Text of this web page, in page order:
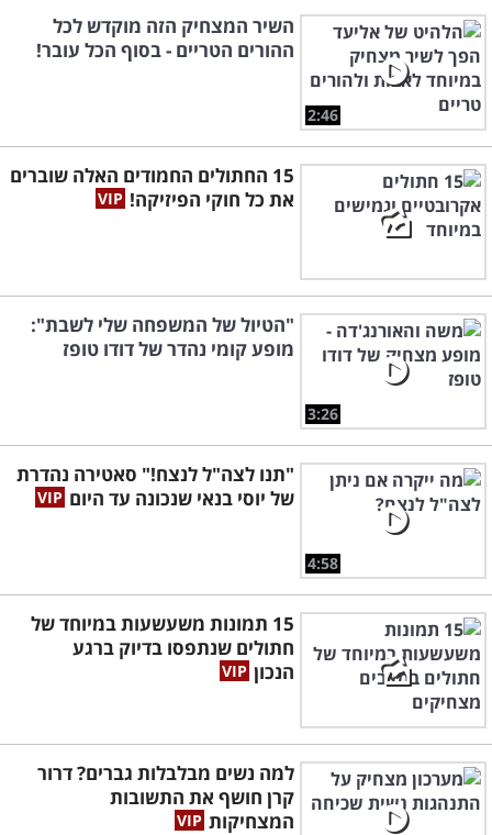
2:46
השיר המצחיק הזה מוקדש לכל
ההורים הטריים - בסוף הכל עובר!
15 החתולים החמודים האלה שוברים
את כל חוקי הפיזיקה!
3:26
"הטיול של המשפחה שלי לשבת":
מופע קומי נהדר של דודו טופז
4:58
"תנו לצה"ל לנצח!" סאטירה נהדרת
של יוסי בנאי שנכונה עד היום
15 תמונות משעשעות במיוחד של
חתולים שנתפסו בדיוק ברגע
הנכון
למה נשים מבלבלות גברים? דרור
קרן חושף את התשובות
המצחיקות